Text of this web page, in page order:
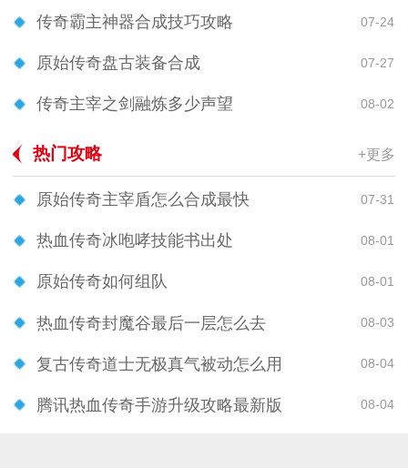
传奇霸主神器合成技巧攻略 07-24
原始传奇盘古装备合成 07-27
传奇主宰之剑融炼多少声望 08-02
热门攻略 +更多
原始传奇主宰盾怎么合成最快 07-31
热血传奇冰咆哮技能书出处 08-01
原始传奇如何组队 08-01
热血传奇封魔谷最后一层怎么去 08-03
复古传奇道士无极真气被动怎么用 08-04
腾讯热血传奇手游升级攻略最新版 08-04